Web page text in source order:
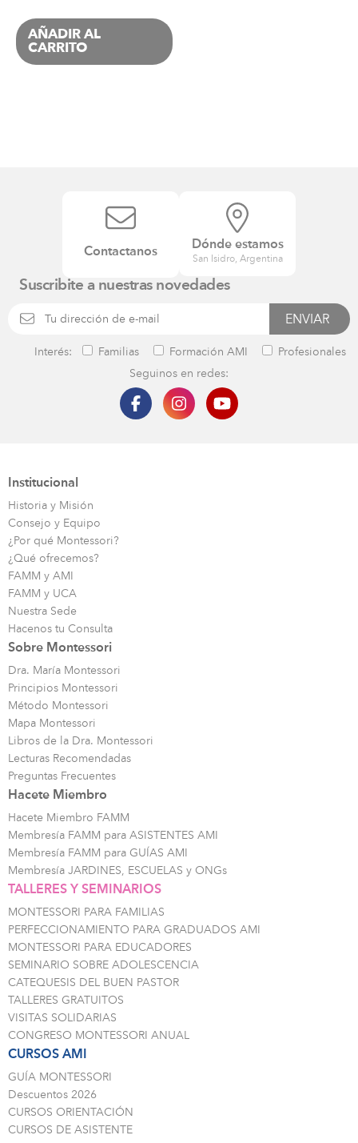
AÑADIR AL
CARRITO
Contactanos
Dónde estamos
San Isidro, Argentina
Suscribite a nuestras novedades
Interés: Familias Formación AMI
Profesionales
Seguinos en redes:
Institucional
Historia y Misión
Consejo y Equipo
¿Por qué Montessori?
¿Qué ofrecemos?
FAMM y AMI
FAMM y UCA
Nuestra Sede
Hacenos tu Consulta
Sobre Montessori
Dra. María Montessori
Principios Montessori
Método Montessori
Mapa Montessori
Libros de la Dra. Montessori
Lecturas Recomendadas
Preguntas Frecuentes
Hacete Miembro
Hacete Miembro FAMM
Membresía FAMM para ASISTENTES AMI
Membresía FAMM para GUÍAS AMI
Membresía JARDINES, ESCUELAS y ONGs
TALLERES Y SEMINARIOS
MONTESSORI PARA FAMILIAS
PERFECCIONAMIENTO PARA GRADUADOS AMI
MONTESSORI PARA EDUCADORES
SEMINARIO SOBRE ADOLESCENCIA
CATEQUESIS DEL BUEN PASTOR
TALLERES GRATUITOS
VISITAS SOLIDARIAS
CONGRESO MONTESSORI ANUAL
CURSOS AMI
GUÍA MONTESSORI
Descuentos 2026
CURSOS ORIENTACIÓN
CURSOS DE ASISTENTE